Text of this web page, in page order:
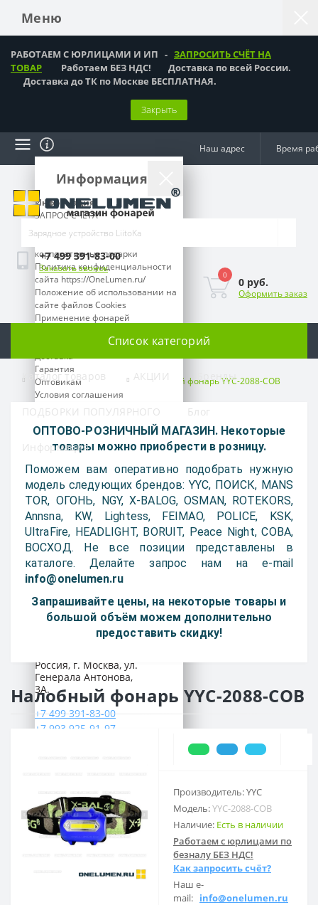
Меню
РАБОТАЕМ С ЮРЛИЦАМИ И ИП - ЗАПРОСИТЬ СЧЁТ НА
ТОВАР Работаем БЕЗ НДС! Доставка по всей России.
Доставка до ТК по Москве БЕСПЛАТНАЯ.
Закрыть
Информация
Информация
ЗАПРОС СЧЁТА
Как оформить заказ?
Подарки мужчинам,
корпоративные подарки
Политика конфиденциальности
сайта https://OneLumen.ru/
Положение об использовании на
сайте файлов Cookies
Применение фонарей
Доставка
Гарантия
Оптовикам
Условия соглашения
Время работы:
ПН-ПТ: 09:00 - 18:00
СБ-ВС: выходной
Предварительно согласуйте
свой приезд по телефону
Телефоны:
+7 499 391-83-00
+7 993 925-91-97
Наш e-mail:
info@onelumen.ru
Мессенджеры:
Россия, г. Москва, ул.
Генерала Антонова,
3А.
+7 499 391-83-00
+7 993 925-91-97
приезд по телефону
Наш адрес Время
+7 499 391-83-00
Заказать звонок
0
0 руб.
Оформить заказ
Список категорий
Каталог товаров АКЦИИ Бренды
ПОДБОРКИ ПОПУЛЯРНОГО Блог
Информация
Налобные фонари Налобный фонарь YYC-2088-COB
ОПТОВО-РОЗНИЧНЫЙ МАГАЗИН. Некоторые
товары можно приобрести в розницу.
Поможем вам оперативно подобрать нужную
модель следующих брендов: YYC, ПОИСК, MANS
TOR, ОГОНЬ, NGY, X-BALOG, OSMAN, ROTEKORS,
Annsna, KW, Lightess, FEIMAO, POLICE, KSK,
UltraFire, HEADLIGHT, BORUIT, Peace Night, COBA,
ВОСХОД. Не все позиции представлены в
каталоге. Делайте запрос нам на e-mail
info@onelumen.ru
Запрашивайте цены, на некоторые товары и
большой объём можем дополнительно
предоставить скидку!
Налобный фонарь YYC-2088-COB
Производитель: YYC
Модель:YYC-2088-COB
Наличие: Есть в наличии
Работаем с юрлицами по
безналу БЕЗ НДС!
Как запросить счёт?
Наш e-
mail: info@onelumen.ru